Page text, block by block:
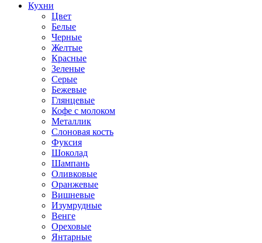
Кухни
Цвет
Белые
Черные
Желтые
Красные
Зеленые
Серые
Бежевые
Глянцевые
Кофе с молоком
Металлик
Слоновая кость
Фуксия
Шоколад
Шампань
Оливковые
Оранжевые
Вишневые
Изумрудные
Венге
Ореховые
Янтарные